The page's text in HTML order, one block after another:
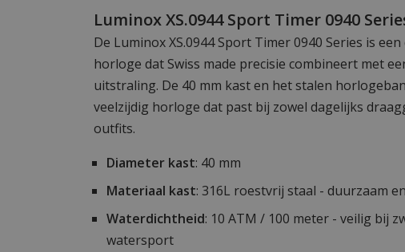
Luminox XS.0944 Sport Timer 0940
De Luminox XS.0944 Sport Timer 0940 Series is
horloge dat Swiss made precisie combineert met
uitstraling. De 40 mm kast en het stalen
veelzijdig horloge dat past bij zowel dagelijks
outfits.
Diameter kast: 40 mm
Materiaal kast: 316L roestvrij staal - duurzaam
Waterdichtheid: 10 ATM / 100 meter - veilig bij
watersport